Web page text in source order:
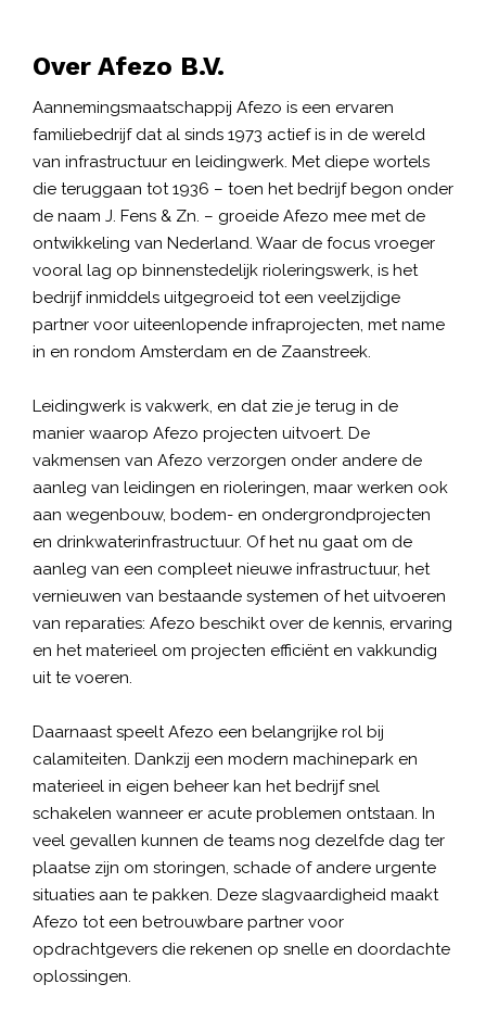
Over Afezo B.V.
Aannemingsmaatschappij Afezo is een ervaren
familiebedrijf dat al sinds 1973 actief is in de wereld
van infrastructuur en leidingwerk. Met diepe wortels
die teruggaan tot 1936 – toen het bedrijf begon onder
de naam J. Fens & Zn. – groeide Afezo mee met de
ontwikkeling van Nederland. Waar de focus vroeger
vooral lag op binnenstedelijk rioleringswerk, is het
bedrijf inmiddels uitgegroeid tot een veelzijdige
partner voor uiteenlopende infraprojecten, met name
in en rondom Amsterdam en de Zaanstreek.
Leidingwerk is vakwerk, en dat zie je terug in de
manier waarop Afezo projecten uitvoert. De
vakmensen van Afezo verzorgen onder andere de
aanleg van leidingen en rioleringen, maar werken ook
aan wegenbouw, bodem- en ondergrondprojecten
en drinkwaterinfrastructuur. Of het nu gaat om de
aanleg van een compleet nieuwe infrastructuur, het
vernieuwen van bestaande systemen of het uitvoeren
van reparaties: Afezo beschikt over de kennis, ervaring
en het materieel om projecten efficiënt en vakkundig
uit te voeren.
Daarnaast speelt Afezo een belangrijke rol bij
calamiteiten. Dankzij een modern machinepark en
materieel in eigen beheer kan het bedrijf snel
schakelen wanneer er acute problemen ontstaan. In
veel gevallen kunnen de teams nog dezelfde dag ter
plaatse zijn om storingen, schade of andere urgente
situaties aan te pakken. Deze slagvaardigheid maakt
Afezo tot een betrouwbare partner voor
opdrachtgevers die rekenen op snelle en doordachte
oplossingen.